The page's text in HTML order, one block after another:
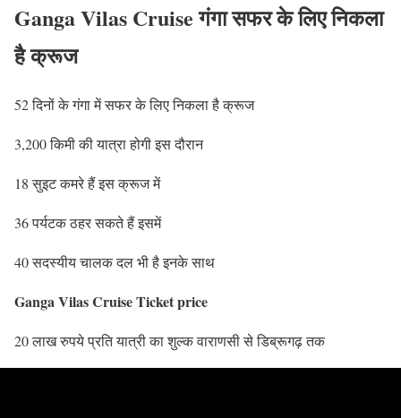
Ganga Vilas Cruise गंगा सफर के लिए निकला
है क्रूज
52 दिनों के गंगा में सफर के लिए निकला है क्रूज
3,200 किमी की यात्रा होगी इस दौरान
18 सुइट कमरे हैं इस क्रूज में
36 पर्यटक ठहर सकते हैं इसमें
40 सदस्यीय चालक दल भी है इनके साथ
Ganga Vilas Cruise Ticket price
20 लाख रुपये प्रति यात्री का शुल्क वाराणसी से डिब्रूगढ़ तक